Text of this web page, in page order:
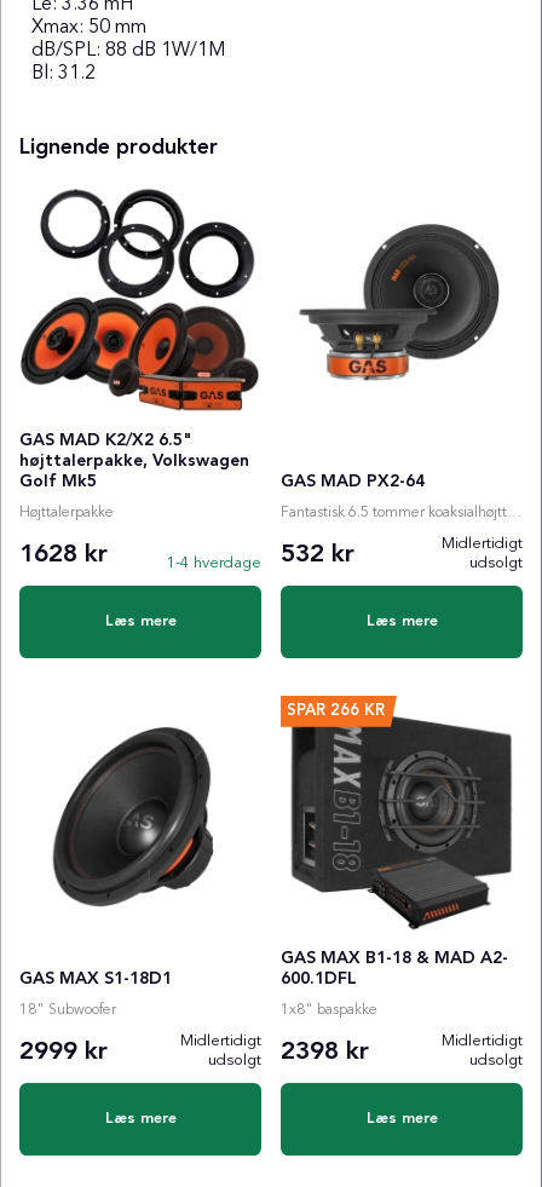
Le: 3.36 mH
Xmax: 50 mm
dB/SPL: 88 dB 1W/1M
Bl: 31.2
Lignende produkter
GAS MAD K2/X2 6.5"
højttalerpakke, Volkswagen
Golf Mk5
Højttalerpakke
1628 kr 1-4 hverdage
Læs mere
GAS MAD PX2-64
Fantastisk 6.5 tommer koaksialhøjttaler
532 kr
Midlertidigt
udsolgt
Læs mere
GAS MAX S1-18D1
18" Subwoofer
2999 kr
Midlertidigt
udsolgt
Læs mere
SPAR 266 KR
GAS MAX B1-18 & MAD A2-
600.1DFL
1x8" baspakke
2398 kr
Midlertidigt
udsolgt
Læs mere